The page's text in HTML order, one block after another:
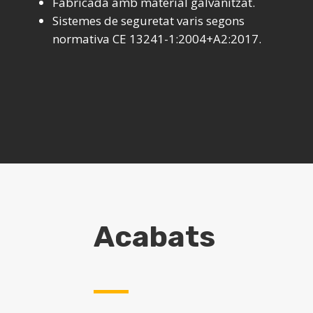
Sistemes de seguretat varis segons
normativa CE 13241-1:2004+A2:2017.
Acabats